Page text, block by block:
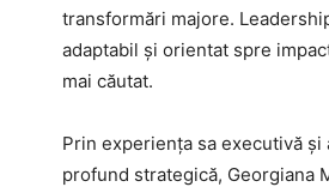
transformări majore.
adaptabil și orientat spre
mai căutat.
Prin experiența sa executivă și
profund strategică, Georgiana